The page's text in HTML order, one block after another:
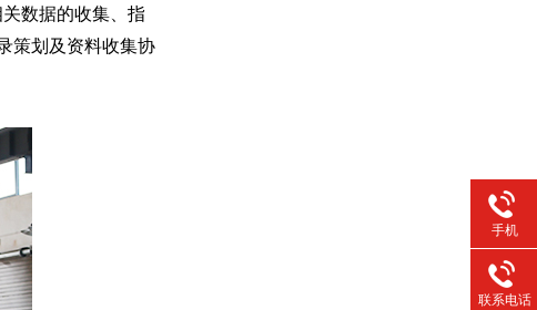
数据的收集、指
策划及资料收集协
手机
联系电话